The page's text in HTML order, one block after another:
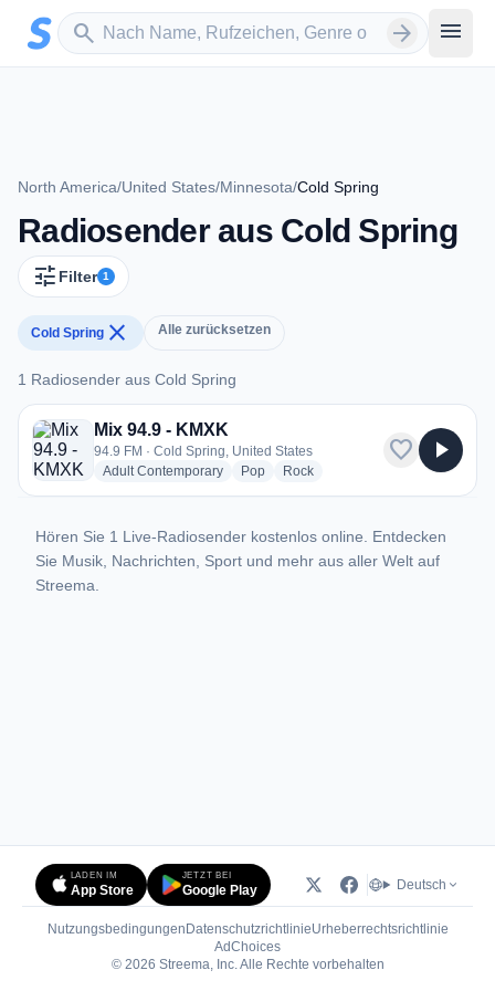
Zum Hauptinhalt springen
search
Sender suchen arrow_forward menu
North America/United States/Minnesota/Cold Spring
Radiosender aus Cold Spring
tune Filter 1
Cold Spring close Alle zurücksetzen
1 Radiosender aus Cold Spring
1 Radiosender aus Cold Spring
Mix 94.9 - KMXK
94.9 FM · Cold Spring, United States
Adult Contemporaryradio stations
Popradio stations
Rockradio stations
favorite play_arrow
Hören Sie 1 Live-Radiosender kostenlos online. Entdecken
Sie Musik, Nachrichten, Sport und mehr aus aller Welt auf
Streema.
LADEN IM
App Store
JETZT BEI
Google Play Deutsch
Nutzungsbedingungen DatenschutzrichtlinieUrheberrechtsrichtlinie
AdChoices(öffnet in neuem Tab)
© 2026 Streema, Inc. Alle Rechte vorbehalten